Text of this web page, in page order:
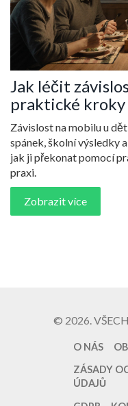
Jak léčit
praktické
Závislost na mobilu u
spánek, školní výsledky
jak ji překonat pomocí
praxi.
Zobrazit více
© 2026.
O NÁS
ZÁSADY
ÚDAJŮ